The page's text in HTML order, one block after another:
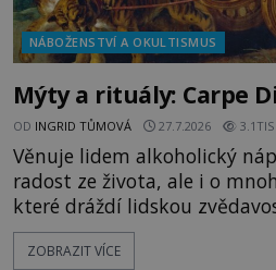
NÁBOŽENSTVÍ A OKULTISMUS
Mýty a rituály: Carpe
OD INGRID TŮMOVÁ 27.7.2026 3.1TIS
Věnuje lidem alkoholický
radost ze života, ale i o
které dráždí lidskou
doopravdy představuje bůh,
Bakchus? Mytologický příběh řeckého boha
ZOBRAZIT VÍCE